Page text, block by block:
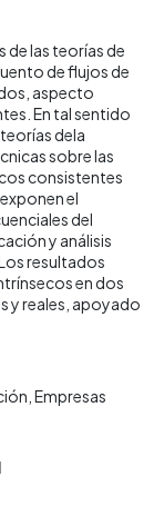
las teorías de
de flujos de
aspecto
En tal sentido
dela
sobre las
consistentes
el
del
y análisis
resultados
en dos
y reales, apoyado
Empresas